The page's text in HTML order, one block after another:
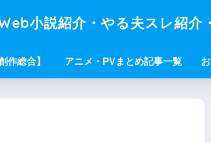
小説紹介・やる夫スレ紹介
作総合】 アニメ・PVまとめ記事一覧